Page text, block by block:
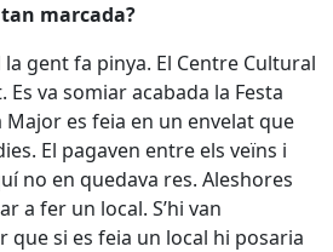
marcada?
gent fa pinya. El Centre Cultural
va somiar acabada la Festa
Major es feia en un envelat que
El pagaven entre els veïns i
no en quedava res. Aleshores
a fer un local. S’hi van
que si es feia un local hi posaria